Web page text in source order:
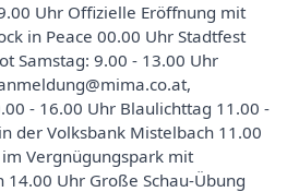
Uhr Offizielle Eröffnung mit
in Peace 00.00 Uhr Stadtfest
Samstag: 9.00 - 13.00 Uhr
- 16.00 Uhr Blaulichttag 11.00 -
der Volksbank Mistelbach 11.00
Vergnügungspark mit
Uhr Große Schau-Übung